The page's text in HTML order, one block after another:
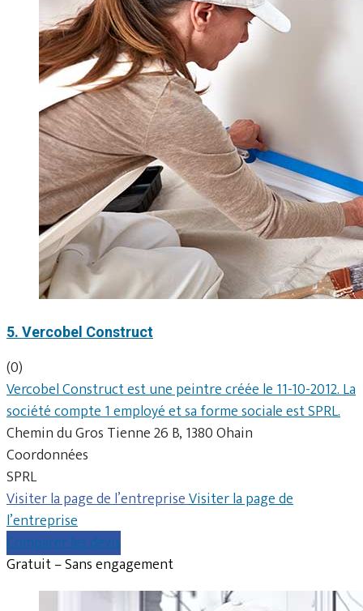
5. Vercobel Construct
(0)
Vercobel Construct est une peintre créée le 11-10-2012. La
société compte 1 employé et sa forme sociale est SPRL.
Chemin du Gros Tienne 26 B, 1380 Ohain
Coordonnées
SPRL
Visiter la page de l’entrepriseVisiter la page de
l’entreprise
Comparer les devis
Gratuit – Sans engagement